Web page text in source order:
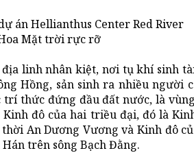
án Hellianthus Center Red River
Mặt trời rực rỡ
linh nhân kiệt, nơi tụ khí sinh
Hồng, sản sinh ra nhiều người
trí thức đứng đầu đất nước, là
đô của hai triều đại, đó là
An Dương Vương và Kinh đô
trên sông Bạch Đằng.